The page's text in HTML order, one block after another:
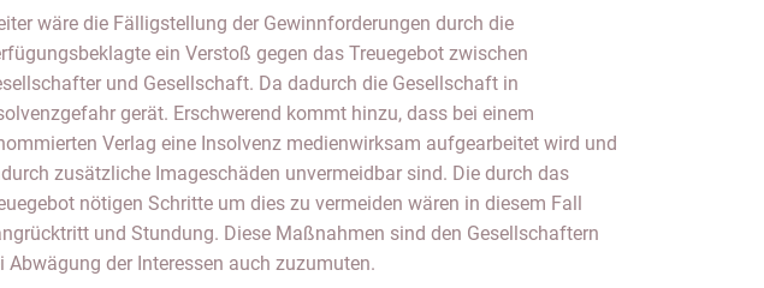
wäre die Fälligstellung der Gewinnforderungen durch die
ein Verstoß gegen das Treuegebot zwischen
und Gesellschaft. Da dadurch die Gesellschaft in
gerät. Erschwerend kommt hinzu, dass bei einem
Verlag eine Insolvenz medienwirksam aufgearbeitet wird und
zusätzliche Imageschäden unvermeidbar sind. Die durch das
nötigen Schritte um dies zu vermeiden wären in diesem Fall
und Stundung. Diese Maßnahmen sind den Gesellschaftern
Abwägung der Interessen auch zuzumuten.